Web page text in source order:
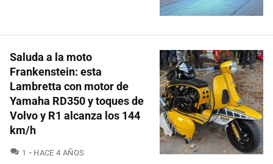
Saluda a la moto
Frankenstein: esta
Lambretta con motor de
Yamaha RD350 y toques de
Volvo y R1 alcanza los 144
km/h
1 COMENTARIOS
HACE 4 AÑOS